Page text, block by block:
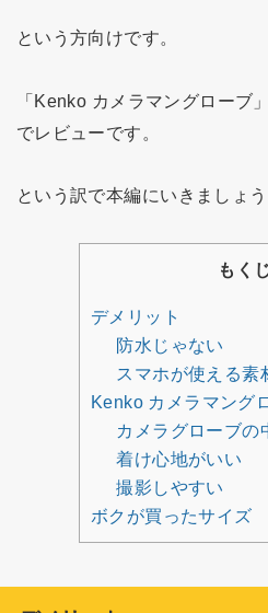
という方向けです。
「Kenko カメラマングローブ
でレビューです。
という訳で本編にいきましょう
もく
デメリット
防水じゃない
スマホが使える素
Kenko カメラマング
カメラグローブの
着け心地がいい
撮影しやすい
ボクが買ったサイズ